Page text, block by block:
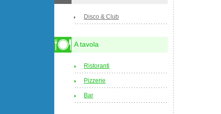
Disco & Club
A tavola
Ristoranti
Pizzerie
Bar